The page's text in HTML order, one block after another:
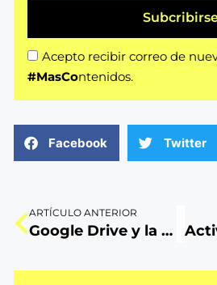
Acepto recibir correo de
#MasContenidos.
Facebook Twitter
ARTÍCULO ANTERIOR
Google Drive y la censura de contenido ¿inapropiado?